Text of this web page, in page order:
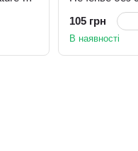
105 грн
В наявності